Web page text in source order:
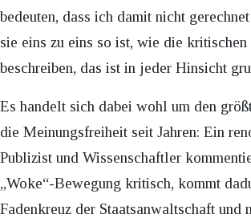
bedeuten, dass ich damit nicht
sie eins zu eins so ist, wie die kritischen
beschreiben, das ist in jeder Hinsicht
Es handelt sich dabei wohl um den
die Meinungsfreiheit seit Jahren: Ein
Publizist und Wissenschaftler
„Woke“-Bewegung kritisch, kommt
Fadenkreuz der Staatsanwaltschaft und